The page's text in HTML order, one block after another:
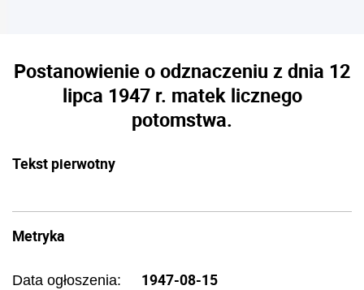
Postanowienie o odznaczeniu z dnia 12
lipca 1947 r. matek licznego
potomstwa.
Tekst pierwotny
Metryka
Data ogłoszenia: 1947-08-15